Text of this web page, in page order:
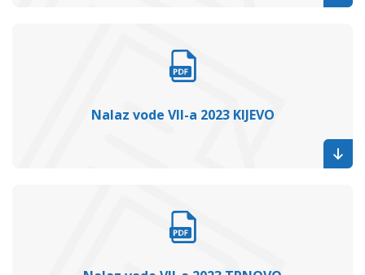
Nalaz vode VII-a 2023 KIJEVO